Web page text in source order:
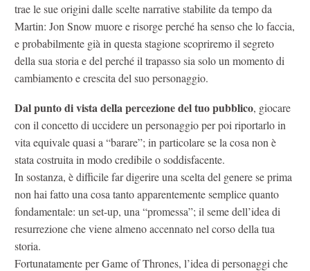
trae le sue origini dalle scelte narrative stabilite da tempo da
Martin: Jon Snow muore e risorge perché ha senso che lo faccia,
e probabilmente già in questa stagione scopriremo il segreto
della sua storia e del perché il trapasso sia solo un momento di
cambiamento e crescita del suo personaggio.
Dal punto di vista della percezione del tuo pubblico, giocare
con il concetto di uccidere un personaggio per poi riportarlo in
vita equivale quasi a “barare”; in particolare se la cosa non è
stata costruita in modo credibile o soddisfacente.
In sostanza, è difficile far digerire una scelta del genere se prima
non hai fatto una cosa tanto apparentemente semplice quanto
fondamentale: un set-up, una “promessa”; il seme dell’idea di
resurrezione che viene almeno accennato nel corso della tua
storia.
Fortunatamente per Game of Thrones, l’idea di personaggi che